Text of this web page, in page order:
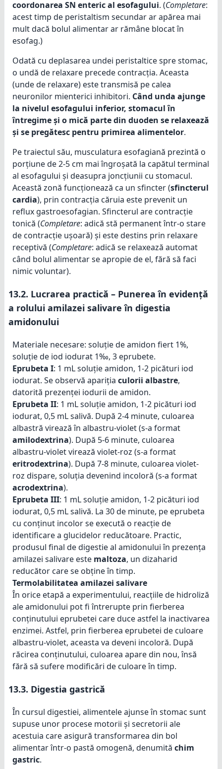
coordonarea SN enteric al esofagului. (Completare:
acest timp de peristaltism secundar ar apărea mai
mult dacă bolul alimentar ar rămâne blocat în
esofag.)
Odată cu deplasarea undei peristaltice spre stomac,
o undă de relaxare precede contracția. Aceasta
(unde de relaxare) este transmisă pe calea
neuronilor mienterici inhibitori. Când unda ajunge
la nivelul esofagului inferior, stomacul în
întregime și o mică parte din duoden se relaxează
și se pregătesc pentru primirea alimentelor.
Pe traiectul său, musculatura esofagiană prezintă o
porțiune de 2-5 cm mai îngroșată la capătul terminal
al esofagului și deasupra joncțiunii cu stomacul.
Această zonă funcționează ca un sfincter (sfincterul
cardia), prin contracția căruia este prevenit un
reflux gastroesofagian. Sfincterul are contracție
tonică (Completare: adică stă permanent într-o stare
de contracție ușoară) și este destins prin relaxare
receptivă (Completare: adică se relaxează automat
când bolul alimentar se apropie de el, fără să faci
nimic voluntar).
13.2. Lucrarea practică – Punerea în evidență
a rolului amilazei salivare în digestia
amidonului
Materiale necesare: soluție de amidon fiert 1%,
soluție de iod iodurat 1‰, 3 eprubete.
Eprubeta I: 1 mL soluție amidon, 1-2 picături iod
iodurat. Se observă apariția culorii albastre,
datorită prezenței iodurii de amidon.
Eprubeta II: 1 mL soluție amidon, 1-2 picături iod
iodurat, 0,5 mL salivă. După 2-4 minute, culoarea
albastră virează în albastru-violet (s-a format
amilodextrina). După 5-6 minute, culoarea
albastru-violet virează violet-roz (s-a format
eritrodextrina). După 7-8 minute, culoarea violet-
roz dispare, soluția devenind incoloră (s-a format
acrodextrina).
Eprubeta III: 1 mL soluție amidon, 1-2 picături iod
iodurat, 0,5 mL salivă. La 30 de minute, pe eprubeta
cu conținut incolor se execută o reacție de
identificare a glucidelor reducătoare. Practic,
produsul final de digestie al amidonului în prezența
amilazei salivare este maltoza, un dizaharid
reducător care se obține în timp.
Termolabilitatea amilazei salivare
În orice etapă a experimentului, reacțiile de hidroliză
ale amidonului pot fi întrerupte prin fierberea
conținutului eprubetei care duce astfel la inactivarea
enzimei. Astfel, prin fierberea eprubetei de culoare
albastru-violet, aceasta va deveni incoloră. După
răcirea conținutului, culoarea apare din nou, însă
fără să sufere modificări de culoare în timp.
13.3. Digestia gastrică
În cursul digestiei, alimentele ajunse în stomac sunt
supuse unor procese motorii și secretorii ale
acestuia care asigură transformarea din bol
alimentar într-o pastă omogenă, denumită chim
gastric.